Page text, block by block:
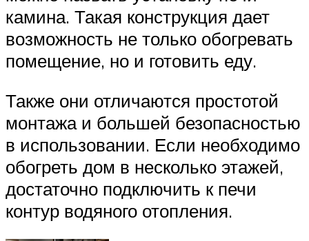
камина. Такая конструкция дает
возможность не только обогревать
помещение, но и готовить еду.
Также они отличаются простотой
монтажа и большей безопасностью
в использовании. Если необходимо
обогреть дом в несколько этажей,
достаточно подключить к печи
контур водяного отопления.